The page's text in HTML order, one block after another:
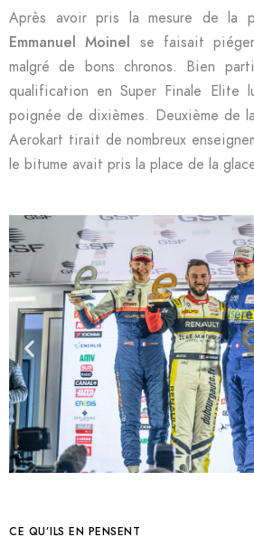
Après avoir pris la mesure de la
Emmanuel Moinel se faisait
malgré de bons chronos. Bien
qualification en Super Finale Elite
poignée de dixièmes. Deuxième de
Aerokart tirait de nombreux
le bitume avait pris la place de la
CE QU’ILS EN PENSENT